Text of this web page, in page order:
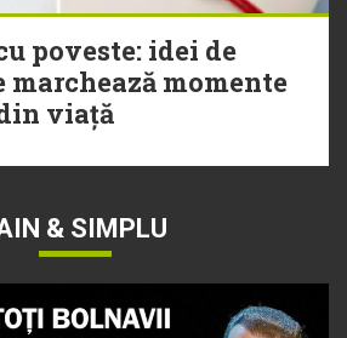
poveste: idei de
momente
viață
& SIMPLU